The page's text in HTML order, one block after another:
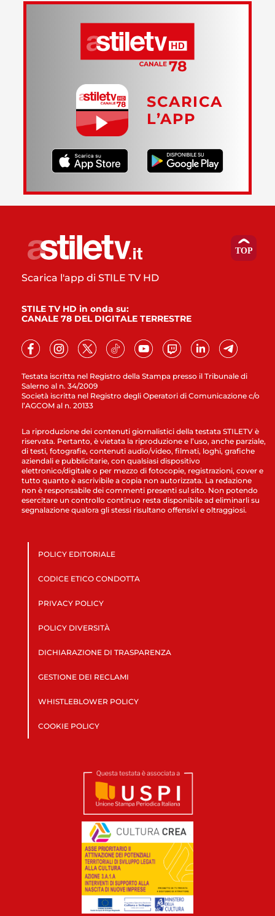
SCARICA
L’APP
Testata iscritta nel Registro della Stampa presso il Tribunale di
Salerno al n. 34/2009
Società iscritta nel Registro degli Operatori di Comunicazione c/o
l’AGCOM al n. 20133
Scarica l'app di STILE TV HD
STILE TV HD in onda su:
CANALE 78 DEL DIGITALE TERRESTRE
La riproduzione dei contenuti giornalistici della testata STILETV è
riservata. Pertanto, è vietata la riproduzione e l’uso, anche parziale,
di testi, fotografie, contenuti audio/video, filmati, loghi, grafiche
aziendali e pubblicitarie, con qualsiasi dispositivo
elettronico/digitale o per mezzo di fotocopie, registrazioni, cover e
tutto quanto è ascrivibile a copia non autorizzata. La redazione
non è responsabile dei commenti presenti sul sito. Non potendo
esercitare un controllo continuo resta disponibile ad eliminarli su
segnalazione qualora gli stessi risultano offensivi e oltraggiosi.
POLICY EDITORIALE
CODICE ETICO CONDOTTA
PRIVACY POLICY
POLICY DIVERSITÀ
DICHIARAZIONE DI TRASPARENZA
GESTIONE DEI RECLAMI
WHISTLEBLOWER POLICY
COOKIE POLICY